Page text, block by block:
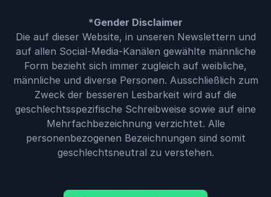
*Gender Disclaimer
Die auf dieser Website, in unseren Newslettern und
auf allen Social-Media-Kanälen gewählte männliche
Form bezieht sich immer zugleich auf weibliche,
männliche und diverse Personen. Ausschließlich zum
Zweck der besseren Lesbarkeit wird auf die
geschlechtsspezifische Schreibweise sowie auf eine
Mehrfachbezeichnung verzichtet. Alle
personenbezogenen Bezeichnungen sind somit
geschlechtsneutral zu verstehen.